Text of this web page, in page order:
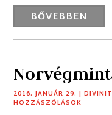
BŐVEBBEN
2016. JANUÁR 29. |
HOZZÁSZÓLÁSOK